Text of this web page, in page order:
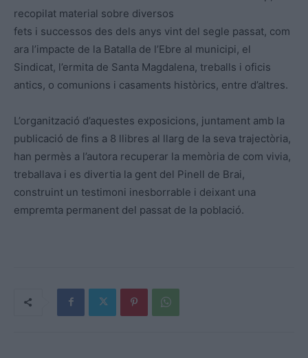
recopilat material sobre diversos
fets i successos des dels anys vint del segle passat, com
ara l’impacte de la Batalla de l’Ebre al municipi, el
Sindicat, l’ermita de Santa Magdalena, treballs i oficis
antics, o comunions i casaments històrics, entre d’altres.
L’organització d’aquestes exposicions, juntament amb la
publicació de fins a 8 llibres al llarg de la seva trajectòria,
han permès a l’autora recuperar la memòria de com vivia,
treballava i es divertia la gent del Pinell de Brai,
construint un testimoni inesborrable i deixant una
empremta permanent del passat de la població.